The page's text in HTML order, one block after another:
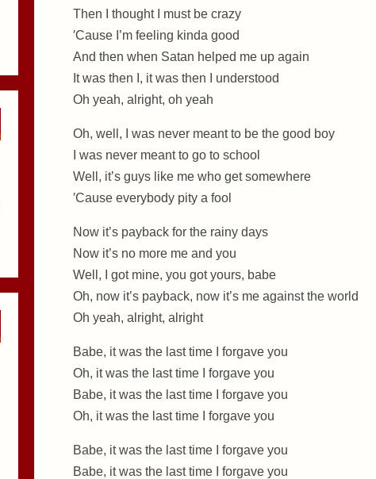
Then I thought I must be crazy
′Cause I’m feeling kinda good
And then when Satan helped me up again
It was then I, it was then I understood
Oh yeah, alright, oh yeah
Oh, well, I was never meant to be the good boy
I was never meant to go to school
Well, it’s guys like me who get somewhere
′Cause everybody pity a fool
Now it’s payback for the rainy days
Now it’s no more me and you
Well, I got mine, you got yours, babe
Oh, now it’s payback, now it’s me against the world
Oh yeah, alright, alright
Babe, it was the last time I forgave you
Oh, it was the last time I forgave you
Babe, it was the last time I forgave you
Oh, it was the last time I forgave you
Babe, it was the last time I forgave you
Babe, it was the last time I forgave you